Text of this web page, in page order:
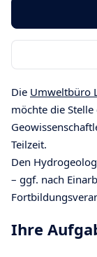
Die Umweltbüro
möchte die
Teilzeit.
Den
– ggf. nach
Ihre